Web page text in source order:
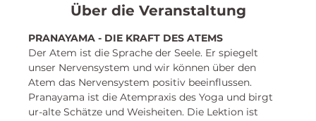
Über die Veranstaltung
PRANAYAMA - DIE KRAFT DES ATEMS
Der Atem ist die Sprache der Seele. Er spiegelt
unser Nervensystem und wir können über den
Atem das Nervensystem positiv beeinflussen.
Pranayama ist die Atempraxis des Yoga und birgt
ur-alte Schätze und Weisheiten. Die Lektion ist